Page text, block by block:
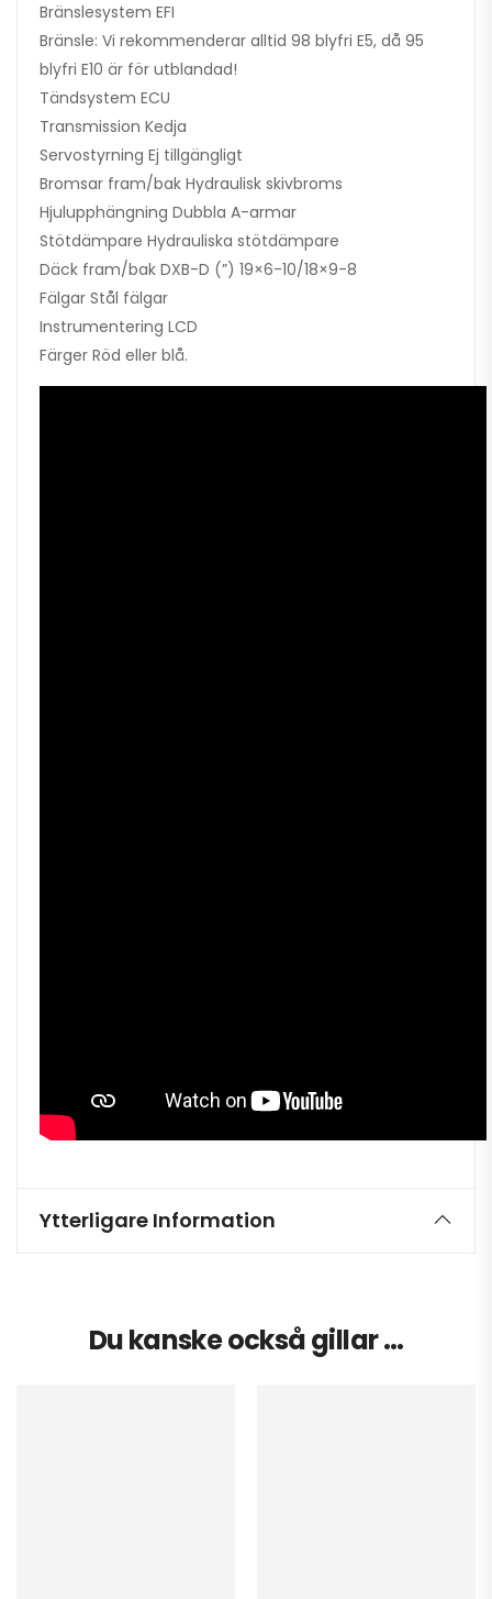
Bränslesystem EFI
Bränsle: Vi rekommenderar alltid 98 blyfri E5, då 95
blyfri E10 är för utblandad!
Tändsystem ECU
Transmission Kedja
Servostyrning Ej tillgängligt
Bromsar fram/bak Hydraulisk skivbroms
Hjulupphängning Dubbla A-armar
Stötdämpare Hydrauliska stötdämpare
Däck fram/bak DXB-D (”) 19×6-10/18×9-8
Fälgar Stål fälgar
Instrumentering LCD
Färger Röd eller blå.
Ytterligare Information
Du kanske också gillar …